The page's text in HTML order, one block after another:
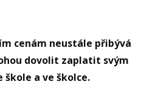
cenám neustále přibývá
dovolit zaplatit svým
a ve školce.